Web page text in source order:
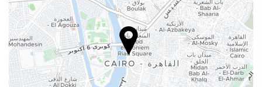
Benessere
sdraio/lettini
ombrelloni
Spa